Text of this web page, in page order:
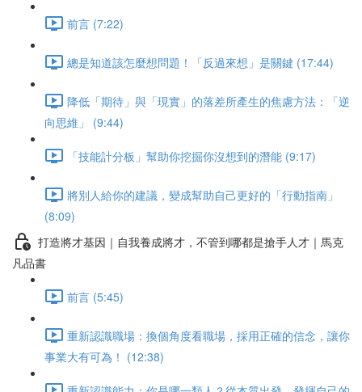
前言 (7:22)
總是知道該怎麼想問題！「反過來想」是關鍵 (17:44)
降低「期待」與「現實」的落差所產生的焦慮方法：「逆
向思維」 (9:44)
「技能計分板」幫助你挖掘你沒想到的潛能 (9:17)
將別人給你的建議，變成幫助自己更好的「行動指南」
(8:09)
打造將才基因｜自我養成將才，不管到哪都是搶手人才｜馬克
凡品書
前言 (5:45)
重新認識職場：換個角度看職場，採用正確的信念，讓你
事業大有可為！ (12:38)